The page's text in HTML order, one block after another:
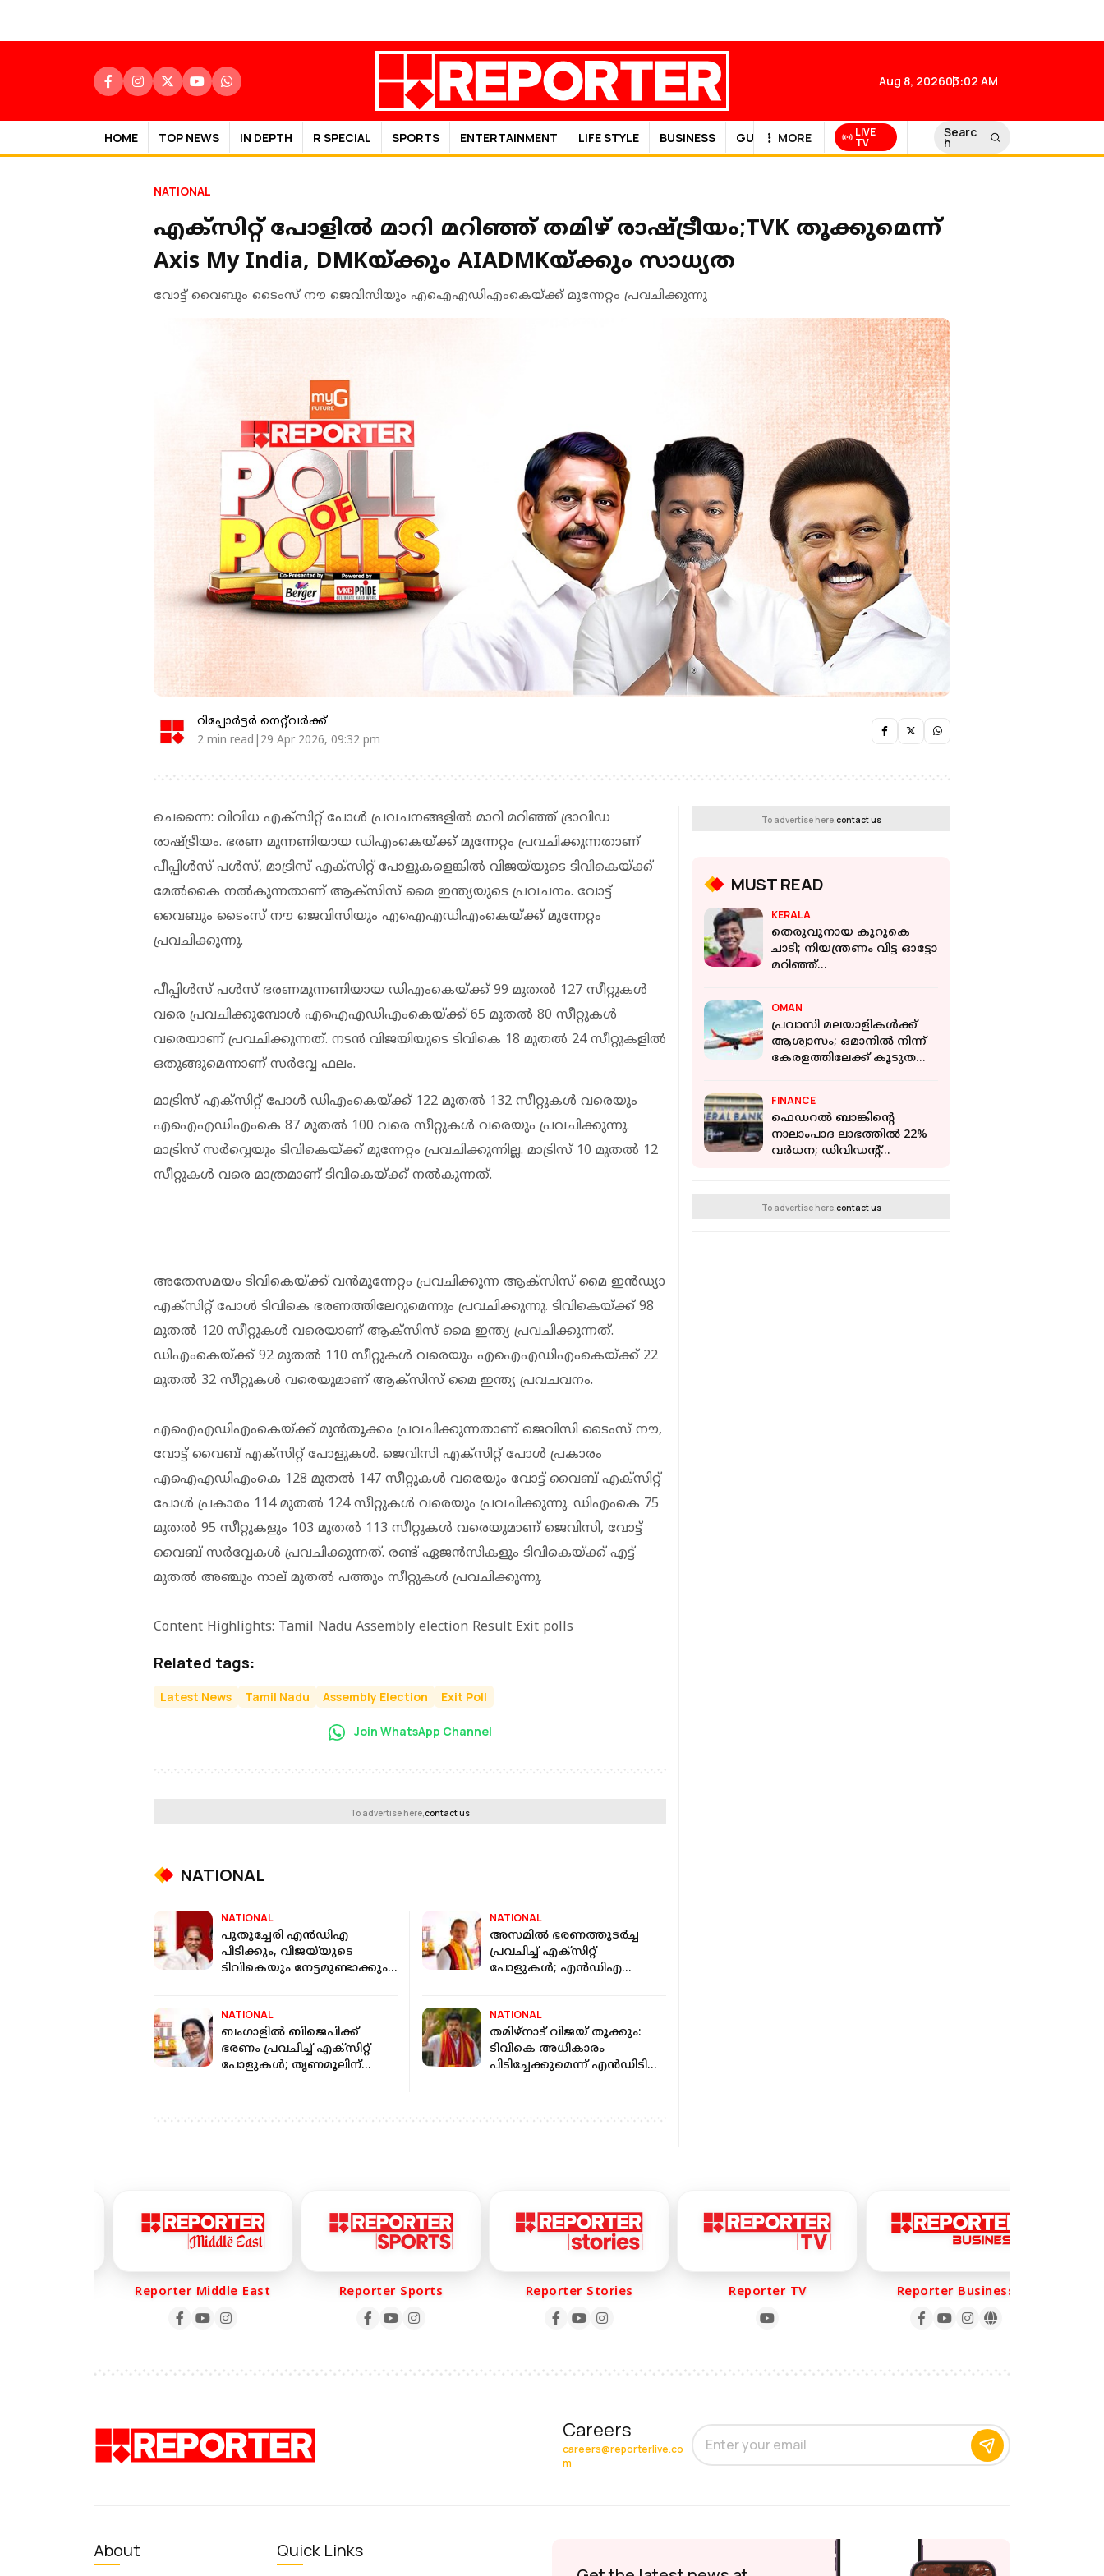
Aug 8, 202603:02 AM
HOME TOP NEWS IN DEPTH R SPECIAL SPORTS ENTERTAINMENT LIFE STYLE BUSINESS GULF NEWS
MORE LIVE
TV
Searc
h
NATIONAL
എക്‌സിറ്റ് പോളിൽ മാറി മറിഞ്ഞ് തമിഴ് രാഷ്ട്രീയം;TVK തൂക്കുമെന്ന്
Axis My India, DMKയ്ക്കും AIADMKയ്ക്കും സാധ്യത
വോട്ട് വൈബും ടൈംസ് നൗ ജെവിസിയും എഐഎഡിഎംകെയ്ക്ക് മുന്നേറ്റം പ്രവചിക്കുന്നു
റിപ്പോർട്ടർ നെറ്റ്‌വര്‍ക്ക്‌
2 min read|29 Apr 2026, 09:32 pm
ചെന്നൈ: വിവിധ എക്‌സിറ്റ് പോള്‍ പ്രവചനങ്ങളില്‍ മാറി മറിഞ്ഞ് ദ്രാവിഡ
രാഷ്ട്രീയം. ഭരണ മുന്നണിയായ ഡിഎംകെയ്ക്ക് മുന്നേറ്റം പ്രവചിക്കുന്നതാണ്
പീപ്പിള്‍സ് പള്‍സ്, മാട്രിസ് എക്‌സിറ്റ് പോളുകളെങ്കിൽ വിജയ്‌യുടെ ടിവികെയ്ക്ക്
മേല്‍കൈ നല്‍കുന്നതാണ് ആക്‌സിസ് മൈ ഇന്ത്യയുടെ പ്രവചനം. വോട്ട്
വൈബും ടൈംസ് നൗ ജെവിസിയും എഐഎഡിഎംകെയ്ക്ക് മുന്നേറ്റം
പ്രവചിക്കുന്നു.
പീപ്പിള്‍സ് പള്‍സ് ഭരണമുന്നണിയായ ഡിഎംകെയ്ക്ക് 99 മുതല്‍ 127 സീറ്റുകള്‍
വരെ പ്രവചിക്കുമ്പോള്‍ എഐഎഡിഎംകെയ്ക്ക് 65 മുതല്‍ 80 സീറ്റുകള്‍
വരെയാണ് പ്രവചിക്കുന്നത്. നടന്‍ വിജയിയുടെ ടിവികെ 18 മുതല്‍ 24 സീറ്റുകളില്‍
ഒതുങ്ങുമെന്നാണ് സര്‍വ്വേ ഫലം.
മാട്രിസ് എക്‌സിറ്റ് പോള്‍ ഡിഎംകെയ്ക്ക് 122 മുതല്‍ 132 സീറ്റുകള്‍ വരെയും
എഐഎഡിഎംകെ 87 മുതല്‍ 100 വരെ സീറ്റുകള്‍ വരെയും പ്രവചിക്കുന്നു.
മാട്രിസ് സര്‍വ്വെയും ടിവികെയ്ക്ക് മുന്നേറ്റം പ്രവചിക്കുന്നില്ല. മാട്രിസ് 10 മുതല്‍ 12
സീറ്റുകള്‍ വരെ മാത്രമാണ് ടിവികെയ്ക്ക് നല്‍കുന്നത്.
അതേസമയം ടിവികെയ്ക്ക് വന്‍മുന്നേറ്റം പ്രവചിക്കുന്ന ആക്‌സിസ് മൈ ഇന്‍ഡ്യാ
എക്‌സിറ്റ് പോള്‍ ടിവികെ ഭരണത്തിലേറുമെന്നും പ്രവചിക്കുന്നു. ടിവികെയ്ക്ക് 98
മുതല്‍ 120 സീറ്റുകള്‍ വരെയാണ് ആക്‌സിസ് മൈ ഇന്ത്യ പ്രവചിക്കുന്നത്.
ഡിഎംകെയ്ക്ക് 92 മുതല്‍ 110 സീറ്റുകള്‍ വരെയും എഐഎഡിഎംകെയ്ക്ക് 22
മുതല്‍ 32 സീറ്റുകള്‍ വരെയുമാണ് ആക്‌സിസ് മൈ ഇന്ത്യ പ്രവചവനം.
എഐഎഡിഎംകെയ്ക്ക് മുന്‍തൂക്കം പ്രവചിക്കുന്നതാണ് ജെവിസി ടൈംസ് നൗ,
വോട്ട് വൈബ് എക്‌സിറ്റ് പോളുകള്‍. ജെവിസി എക്‌സിറ്റ് പോള്‍ പ്രകാരം
എഐഎഡിഎംകെ 128 മുതല്‍ 147 സീറ്റുകള്‍ വരെയും വോട്ട് വൈബ് എക്‌സിറ്റ്
പോള്‍ പ്രകാരം 114 മുതല്‍ 124 സീറ്റുകള്‍ വരെയും പ്രവചിക്കുന്നു. ഡിഎംകെ 75
മുതല്‍ 95 സീറ്റുകളും 103 മുതല്‍ 113 സീറ്റുകള്‍ വരെയുമാണ് ജെവിസി, വോട്ട്
വൈബ് സര്‍വ്വേകള്‍ പ്രവചിക്കുന്നത്. രണ്ട് ഏജന്‍സികളും ടിവികെയ്ക്ക് എട്ട്
മുതല്‍ അഞ്ചും നാല് മുതല്‍ പത്തും സീറ്റുകള്‍ പ്രവചിക്കുന്നു.
Content Highlights: Tamil Nadu Assembly election Result Exit polls
Related tags:
Latest News Tamil Nadu Assembly Election Exit Poll
Join WhatsApp Channel
To advertise here,contact us
NATIONAL
NATIONAL
പുതുച്ചേരി എൻഡിഎ
പിടിക്കും, വിജയ്‌യുടെ
ടിവികെയും നേട്ടമുണ്ടാക്കും;
NATIONAL
അസമില്‍ ഭരണത്തുടര്‍ച്ച
പ്രവചിച്ച് എക്‌സിറ്റ്
പോളുകള്‍; എൻഡിഎ
NATIONAL
ബംഗാളിൽ ബിജെപിക്ക്
ഭരണം പ്രവചിച്ച് എക്സിറ്റ്
പോളുകൾ; തൃണമൂലിന്
NATIONAL
തമിഴ്നാട് വിജയ് തൂക്കും:
ടിവികെ അധികാരം
പിടിച്ചേക്കുമെന്ന് എൻഡിടിവി-
To advertise here, contact us
MUST READ
KERALA
തെരുവുനായ കുറുകെ
ചാടി; നിയന്ത്രണം വിട്ട ഓട്ടോ
മറിഞ്ഞ്
OMAN
പ്രവാസി മലയാളികൾക്ക്
ആശ്വാസം; ഒമാനിൽ നിന്ന്
കേരളത്തിലേക്ക് കൂടുതൽ
FINANCE
ഫെഡറല്‍ ബാങ്കിന്റെ
നാലാംപാദ ലാഭത്തില്‍ 22%
വര്‍ധന; ഡിവിഡന്റ്
To advertise here, contact us
Reporter Middle East Reporter Sports Reporter Stories Reporter TV Reporter Business
Careers
careers@reporterlive.co
m
About
Quick Links